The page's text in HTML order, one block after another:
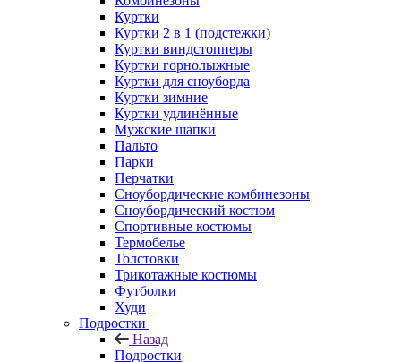
Куртки
Куртки 2 в 1 (подстежки)
Куртки виндстопперы
Куртки горнолыжные
Куртки для сноуборда
Куртки зимние
Куртки удлинённые
Мужские шапки
Пальто
Парки
Перчатки
Сноубордические комбинезоны
Сноубордический костюм
Спортивные костюмы
Термобелье
Толстовки
Трикотажные костюмы
Футболки
Худи
Подростки
Назад
Подростки